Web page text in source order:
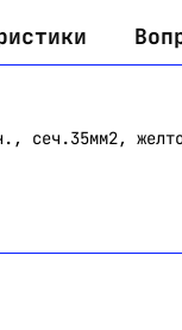
сеч.35мм2,